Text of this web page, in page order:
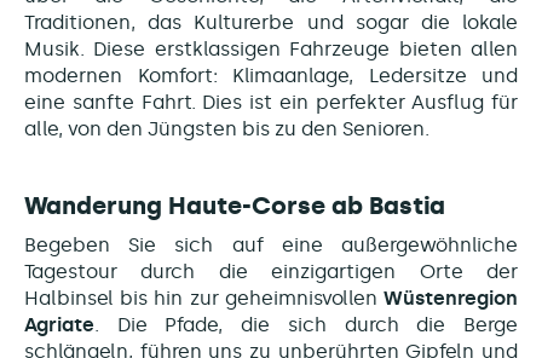
Traditionen, das Kulturerbe und sogar die lokale
Musik. Diese erstklassigen Fahrzeuge bieten allen
modernen Komfort: Klimaanlage, Ledersitze und
eine sanfte Fahrt. Dies ist ein perfekter Ausflug für
alle, von den Jüngsten bis zu den Senioren.
Wanderung Haute-Corse ab Bastia
Begeben Sie sich auf eine außergewöhnliche
Tagestour durch die einzigartigen Orte der
Halbinsel bis hin zur geheimnisvollen Wüstenregion
Agriate. Die Pfade, die sich durch die Berge
schlängeln, führen uns zu unberührten Gipfeln und